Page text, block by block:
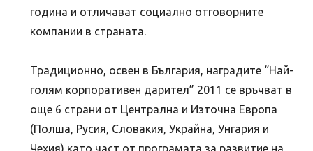
година и отличават социално отговорните
компании в страната.
Традиционно, освен в България, наградите “Най-
голям корпоративен дарител” 2011 се връчват в
още 6 страни от Централна и Източна Европа
(Полша, Русия, Словакия, Украйна, Унгария и
Чехия) като част от програмата за развитие на